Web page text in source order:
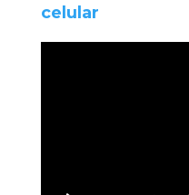
celular